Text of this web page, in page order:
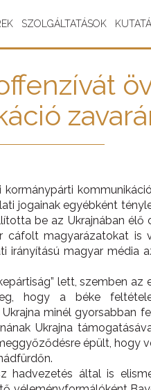
SZOLGÁLTATÁSOK
jogainak egyébként
be az Ukrajnában élő
magyarázatokat is
irányítású magyar média
lett, szemben az
hogy a béke feltétele
minél gyorsabban
Ukrajna
épült,
hadvezetés által is